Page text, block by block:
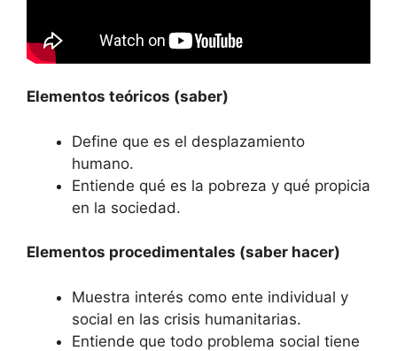
Elementos teóricos (saber)
Define que es el desplazamiento
humano.
Entiende qué es la pobreza y qué propicia
en la sociedad.
Elementos procedimentales (saber hacer)
Muestra interés como ente individual y
social en las crisis humanitarias.
Entiende que todo problema social tiene